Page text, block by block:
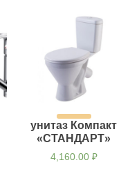
унитаз Компакт
«СТАНДАРТ»
4,160.00 ₽